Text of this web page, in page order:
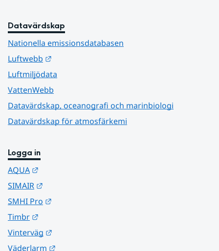
Datavärdskap
Nationella emissionsdatabasen
Luftwebb
Luftmiljödata
VattenWebb
Datavärdskap, oceanografi och marinbiologi
Datavärdskap för atmosfärkemi
Logga in
AQUA
SIMAIR
SMHI Pro
Timbr
Vinterväg
Väderlarm